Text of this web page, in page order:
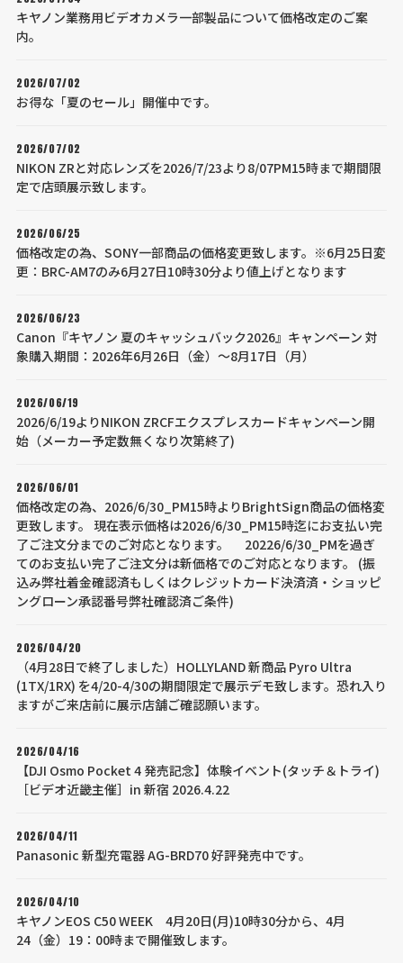
キヤノン業務用ビデオカメラ一部製品について価格改定のご案
内。
2026/07/02
お得な「夏のセール」開催中です。
2026/07/02
NIKON ZRと対応レンズを2026/7/23より8/07PM15時まで期間限
定で店頭展示致します。
2026/06/25
価格改定の為、SONY一部商品の価格変更致します。※6月25日変
更：BRC-AM7のみ6月27日10時30分より値上げとなります
2026/06/23
Canon『キヤノン 夏のキャッシュバック2026』キャンペーン 対
象購入期間：2026年6月26日（金）～8月17日（月）
2026/06/19
2026/6/19よりNIKON ZRCFエクスプレスカードキャンペーン開
始（メーカー予定数無くなり次第終了)
2026/06/01
価格改定の為、2026/6/30_PM15時よりBrightSign商品の価格変
更致します。 現在表示価格は2026/6/30_PM15時迄にお支払い完
了ご注文分までのご対応となります。 20226/6/30_PMを過ぎ
てのお支払い完了ご注文分は新価格でのご対応となります。 (振
込み弊社着金確認済もしくはクレジットカード決済済・ショッピ
ングローン承認番号弊社確認済ご条件)
2026/04/20
（4月28日で終了しました）HOLLYLAND 新商品 Pyro Ultra
(1TX/1RX) を4/20-4/30の期間限定で展示デモ致します。恐れ入り
ますがご来店前に展示店舗ご確認願います。
2026/04/16
【DJI Osmo Pocket 4 発売記念】体験イベント(タッチ＆トライ)
［ビデオ近畿主催］in 新宿 2026.4.22
2026/04/11
Panasonic 新型充電器 AG-BRD70 好評発売中です。
2026/04/10
キヤノンEOS C50 WEEK 4月20日(月)10時30分から、4月
24（金）19：00時まで開催致します。